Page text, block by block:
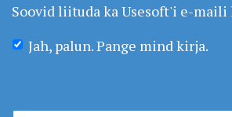
Soovid liituda ka Usesoft'i e-maili
Jah, palun. Pange mind kirja.